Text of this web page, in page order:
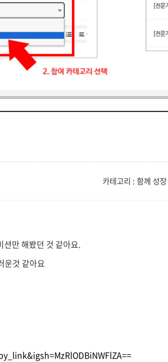
카테고리 : 함께 성
만 해봤던 것 같아요.
운것 같아요